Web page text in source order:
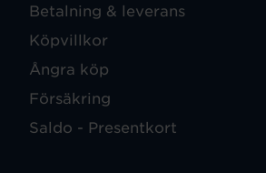
Betalning & leverans
Köpvillkor
Ångra köp
Försäkring
Saldo - Presentkort